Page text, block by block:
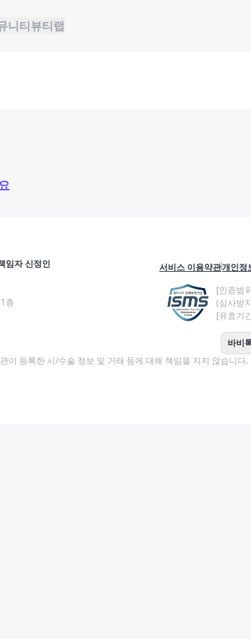
니티뷰티랩
임자 신정인
층
서비스 이용약관개인정
[인증범
(심사받
[유효기
바비
이 등록한 시/수술 정보 및 거래 등에 대해 책임을 지지 않습니다.